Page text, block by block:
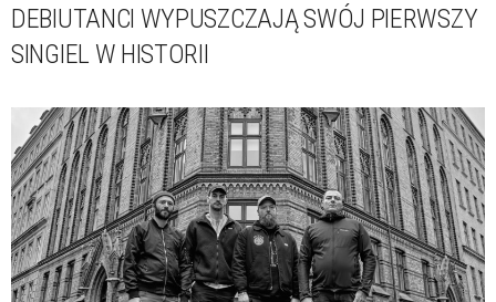
DEBIUTANCI WYPUSZCZAJĄ SWÓJ PIERWSZY
SINGIEL W HISTORII